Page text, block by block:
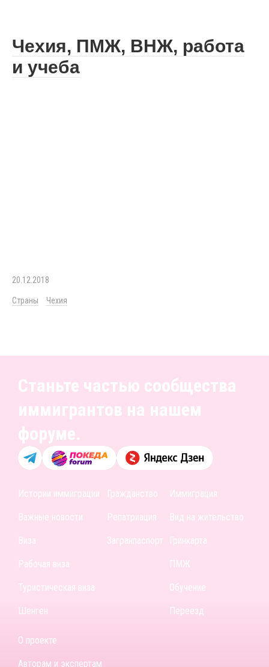
Чехия, ПМЖ, ВНЖ, работа
и учеба
20.12.2018
Страны Чехия
Станьте частью сообщества
иммигрантов на нашем
форуме.
Истории иммиграции
Важные новости
Виза
Рабочая виза
Туристическая виза
Шенген
Гражданство
Репатриация
Загранпаспорт
Иммиграция
Вид на жительство
Гринкарта
ПМЖ
Обучение
Переезд
О проекте
Авторам и экспертам